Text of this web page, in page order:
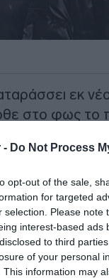
- Do Not Process
opt-out of the sale,
for targeted
selection. Please
interest-based ads
to third
of your personal
This information may
εκ
στο φως
ποινικολόγος
επίκεντρο
μετά το
για